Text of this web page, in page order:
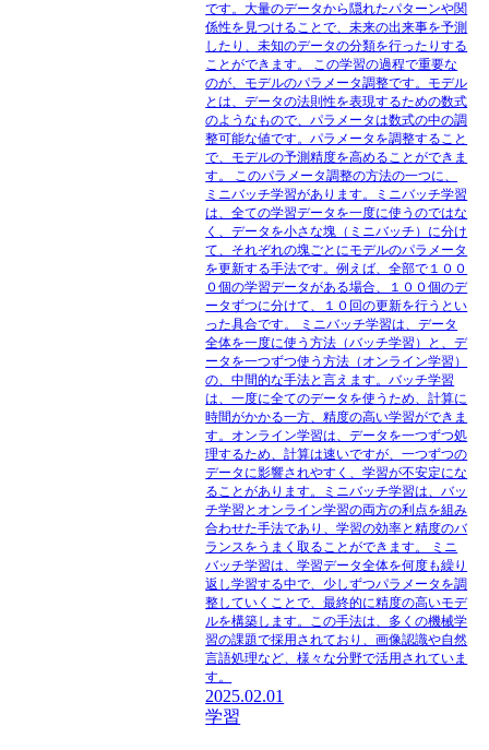
です。大量のデータから隠れたパターンや関
係性を見つけることで、未来の出来事を予測
したり、未知のデータの分類を行ったりする
ことができます。 この学習の過程で重要な
のが、モデルのパラメータ調整です。モデル
とは、データの法則性を表現するための数式
のようなもので、パラメータは数式の中の調
整可能な値です。パラメータを調整すること
で、モデルの予測精度を高めることができま
す。 このパラメータ調整の方法の一つに、
ミニバッチ学習があります。ミニバッチ学習
は、全ての学習データを一度に使うのではな
く、データを小さな塊（ミニバッチ）に分け
て、それぞれの塊ごとにモデルのパラメータ
を更新する手法です。例えば、全部で１００
０個の学習データがある場合、１００個のデ
ータずつに分けて、１０回の更新を行うとい
った具合です。 ミニバッチ学習は、データ
全体を一度に使う方法（バッチ学習）と、デ
ータを一つずつ使う方法（オンライン学習）
の、中間的な手法と言えます。バッチ学習
は、一度に全てのデータを使うため、計算に
時間がかかる一方、精度の高い学習ができま
す。オンライン学習は、データを一つずつ処
理するため、計算は速いですが、一つずつの
データに影響されやすく、学習が不安定にな
ることがあります。ミニバッチ学習は、バッ
チ学習とオンライン学習の両方の利点を組み
合わせた手法であり、学習の効率と精度のバ
ランスをうまく取ることができます。 ミニ
バッチ学習は、学習データ全体を何度も繰り
返し学習する中で、少しずつパラメータを調
整していくことで、最終的に精度の高いモデ
ルを構築します。この手法は、多くの機械学
習の課題で採用されており、画像認識や自然
言語処理など、様々な分野で活用されていま
す。
2025.02.01
学習